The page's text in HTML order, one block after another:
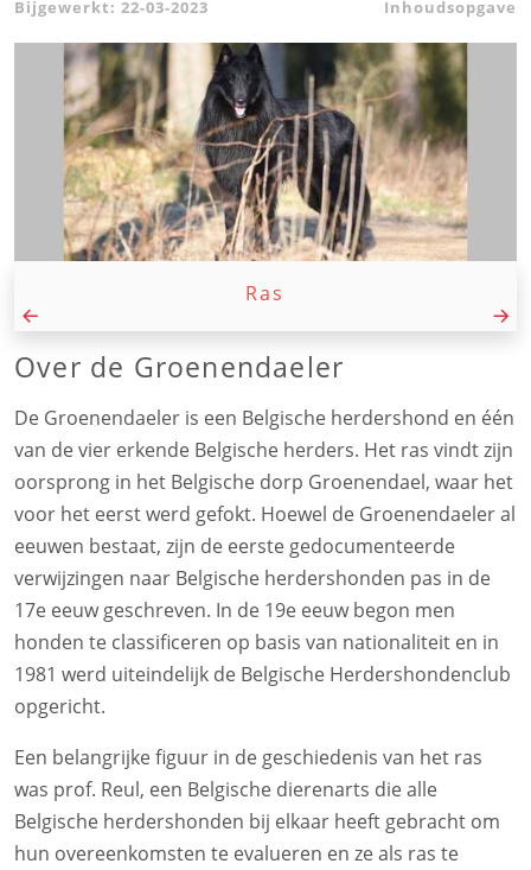
Bijgewerkt: 22-03-2023 Inhoudsopgave
Ras
Over de Groenendaeler
De Groenendaeler is een Belgische herdershond en één
van de vier erkende Belgische herders. Het ras vindt zijn
oorsprong in het Belgische dorp Groenendael, waar het
voor het eerst werd gefokt. Hoewel de Groenendaeler al
eeuwen bestaat, zijn de eerste gedocumenteerde
verwijzingen naar Belgische herdershonden pas in de
17e eeuw geschreven. In de 19e eeuw begon men
honden te classificeren op basis van nationaliteit en in
1981 werd uiteindelijk de Belgische Herdershondenclub
opgericht.
Een belangrijke figuur in de geschiedenis van het ras
was prof. Reul, een Belgische dierenarts die alle
Belgische herdershonden bij elkaar heeft gebracht om
hun overeenkomsten te evalueren en ze als ras te